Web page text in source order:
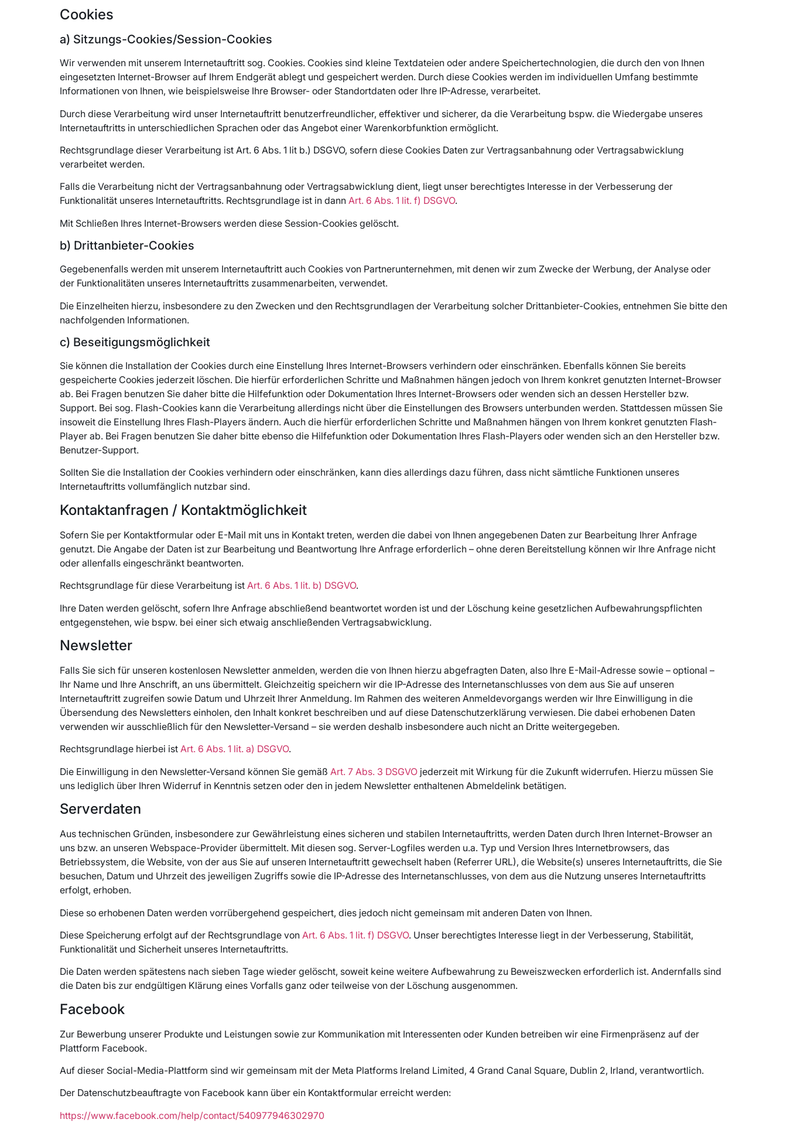
Cookies
a) Sitzungs-Cookies/Session-Cookies
Wir verwenden mit unserem Internetauftritt sog. Cookies. Cookies sind kleine Textdateien oder andere Speichertechnologien, die durch den von Ihnen
eingesetzten Internet-Browser auf Ihrem Endgerät ablegt und gespeichert werden. Durch diese Cookies werden im individuellen Umfang bestimmte
Informationen von Ihnen, wie beispielsweise Ihre Browser- oder Standortdaten oder Ihre IP-Adresse, verarbeitet.
Durch diese Verarbeitung wird unser Internetauftritt benutzerfreundlicher, effektiver und sicherer, da die Verarbeitung bspw. die Wiedergabe unseres
Internetauftritts in unterschiedlichen Sprachen oder das Angebot einer Warenkorbfunktion ermöglicht.
Rechtsgrundlage dieser Verarbeitung ist Art. 6 Abs. 1 lit b.) DSGVO, sofern diese Cookies Daten zur Vertragsanbahnung oder Vertragsabwicklung
verarbeitet werden.
Falls die Verarbeitung nicht der Vertragsanbahnung oder Vertragsabwicklung dient, liegt unser berechtigtes Interesse in der Verbesserung der
Funktionalität unseres Internetauftritts. Rechtsgrundlage ist in dann Art. 6 Abs. 1 lit. f) DSGVO.
Mit Schließen Ihres Internet-Browsers werden diese Session-Cookies gelöscht.
b) Drittanbieter-Cookies
Gegebenenfalls werden mit unserem Internetauftritt auch Cookies von Partnerunternehmen, mit denen wir zum Zwecke der Werbung, der Analyse oder
der Funktionalitäten unseres Internetauftritts zusammenarbeiten, verwendet.
Die Einzelheiten hierzu, insbesondere zu den Zwecken und den Rechtsgrundlagen der Verarbeitung solcher Drittanbieter-Cookies, entnehmen Sie bitte den
nachfolgenden Informationen.
c) Beseitigungsmöglichkeit
Sie können die Installation der Cookies durch eine Einstellung Ihres Internet-Browsers verhindern oder einschränken. Ebenfalls können Sie bereits
gespeicherte Cookies jederzeit löschen. Die hierfür erforderlichen Schritte und Maßnahmen hängen jedoch von Ihrem konkret genutzten Internet-Browser
ab. Bei Fragen benutzen Sie daher bitte die Hilfefunktion oder Dokumentation Ihres Internet-Browsers oder wenden sich an dessen Hersteller bzw.
Support. Bei sog. Flash-Cookies kann die Verarbeitung allerdings nicht über die Einstellungen des Browsers unterbunden werden. Stattdessen müssen Sie
insoweit die Einstellung Ihres Flash-Players ändern. Auch die hierfür erforderlichen Schritte und Maßnahmen hängen von Ihrem konkret genutzten Flash-
Player ab. Bei Fragen benutzen Sie daher bitte ebenso die Hilfefunktion oder Dokumentation Ihres Flash-Players oder wenden sich an den Hersteller bzw.
Benutzer-Support.
Sollten Sie die Installation der Cookies verhindern oder einschränken, kann dies allerdings dazu führen, dass nicht sämtliche Funktionen unseres
Internetauftritts vollumfänglich nutzbar sind.
Kontaktanfragen / Kontaktmöglichkeit
Sofern Sie per Kontaktformular oder E-Mail mit uns in Kontakt treten, werden die dabei von Ihnen angegebenen Daten zur Bearbeitung Ihrer Anfrage
genutzt. Die Angabe der Daten ist zur Bearbeitung und Beantwortung Ihre Anfrage erforderlich – ohne deren Bereitstellung können wir Ihre Anfrage nicht
oder allenfalls eingeschränkt beantworten.
Rechtsgrundlage für diese Verarbeitung ist Art. 6 Abs. 1 lit. b) DSGVO.
Ihre Daten werden gelöscht, sofern Ihre Anfrage abschließend beantwortet worden ist und der Löschung keine gesetzlichen Aufbewahrungspflichten
entgegenstehen, wie bspw. bei einer sich etwaig anschließenden Vertragsabwicklung.
Newsletter
Falls Sie sich für unseren kostenlosen Newsletter anmelden, werden die von Ihnen hierzu abgefragten Daten, also Ihre E-Mail-Adresse sowie – optional –
Ihr Name und Ihre Anschrift, an uns übermittelt. Gleichzeitig speichern wir die IP-Adresse des Internetanschlusses von dem aus Sie auf unseren
Internetauftritt zugreifen sowie Datum und Uhrzeit Ihrer Anmeldung. Im Rahmen des weiteren Anmeldevorgangs werden wir Ihre Einwilligung in die
Übersendung des Newsletters einholen, den Inhalt konkret beschreiben und auf diese Datenschutzerklärung verwiesen. Die dabei erhobenen Daten
verwenden wir ausschließlich für den Newsletter-Versand – sie werden deshalb insbesondere auch nicht an Dritte weitergegeben.
Rechtsgrundlage hierbei ist Art. 6 Abs. 1 lit. a) DSGVO.
Die Einwilligung in den Newsletter-Versand können Sie gemäß Art. 7 Abs. 3 DSGVO jederzeit mit Wirkung für die Zukunft widerrufen. Hierzu müssen Sie
uns lediglich über Ihren Widerruf in Kenntnis setzen oder den in jedem Newsletter enthaltenen Abmeldelink betätigen.
Serverdaten
Aus technischen Gründen, insbesondere zur Gewährleistung eines sicheren und stabilen Internetauftritts, werden Daten durch Ihren Internet-Browser an
uns bzw. an unseren Webspace-Provider übermittelt. Mit diesen sog. Server-Logfiles werden u.a. Typ und Version Ihres Internetbrowsers, das
Betriebssystem, die Website, von der aus Sie auf unseren Internetauftritt gewechselt haben (Referrer URL), die Website(s) unseres Internetauftritts, die Sie
besuchen, Datum und Uhrzeit des jeweiligen Zugriffs sowie die IP-Adresse des Internetanschlusses, von dem aus die Nutzung unseres Internetauftritts
erfolgt, erhoben.
Diese so erhobenen Daten werden vorrübergehend gespeichert, dies jedoch nicht gemeinsam mit anderen Daten von Ihnen.
Diese Speicherung erfolgt auf der Rechtsgrundlage von Art. 6 Abs. 1 lit. f) DSGVO. Unser berechtigtes Interesse liegt in der Verbesserung, Stabilität,
Funktionalität und Sicherheit unseres Internetauftritts.
Die Daten werden spätestens nach sieben Tage wieder gelöscht, soweit keine weitere Aufbewahrung zu Beweiszwecken erforderlich ist. Andernfalls sind
die Daten bis zur endgültigen Klärung eines Vorfalls ganz oder teilweise von der Löschung ausgenommen.
Facebook
Zur Bewerbung unserer Produkte und Leistungen sowie zur Kommunikation mit Interessenten oder Kunden betreiben wir eine Firmenpräsenz auf der
Plattform Facebook.
Auf dieser Social-Media-Plattform sind wir gemeinsam mit der Meta Platforms Ireland Limited, 4 Grand Canal Square, Dublin 2, Irland, verantwortlich.
Der Datenschutzbeauftragte von Facebook kann über ein Kontaktformular erreicht werden:
https://www.facebook.com/help/contact/540977946302970